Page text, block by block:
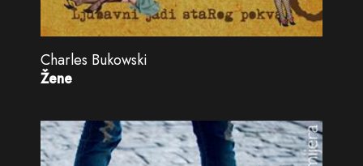
Charles Bukowski
Žene